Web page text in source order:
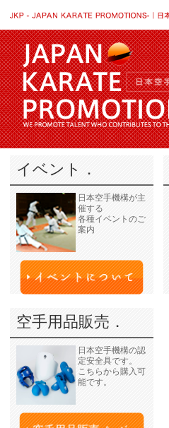
イベント．
日本空手機構が主
催する
各種イベントのご
案内
空手用品販売．
日本空手機構の認
定安全具です。
こちらから購入可
能です。